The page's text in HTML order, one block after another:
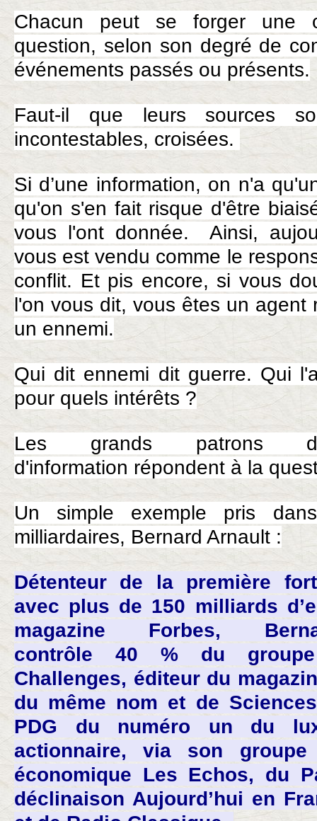
Chacun peut se forger une
question, selon son degré de
événements passés ou présents.
Faut-il que leurs sources
incontestables, croisées.
Si d’une information, on n'a
qu'on s'en fait risque d'être
vous l'ont donnée. Ainsi,
vous est vendu comme le
conflit. Et pis encore, si vous
l'on vous dit, vous êtes un agent
un ennemi.
Qui dit ennemi dit guerre. Qui
pour quels intérêts ?
Les grands patrons
d'information répondent à la
Un simple exemple pris
milliardaires, Bernard Arnault :
Détenteur de la première
avec plus de 150 milliards
magazine Forbes,
contrôle 40 % du
Challenges, éditeur du
du même nom et de
PDG du numéro un du
actionnaire, via son
économique Les Echos, du
déclinaison Aujourd’hui en